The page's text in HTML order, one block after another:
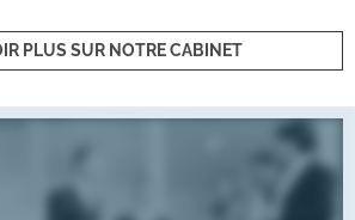
PLUS SUR NOTRE CABINET